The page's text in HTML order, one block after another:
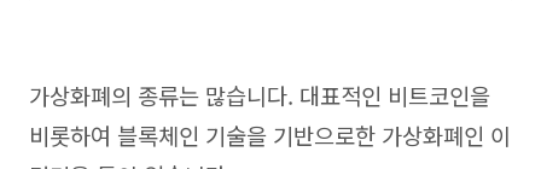
가상화폐의 종류는 많습니다. 대표적인 비트코인을
비롯하여 블록체인 기술을 기반으로한 가상화폐인 이